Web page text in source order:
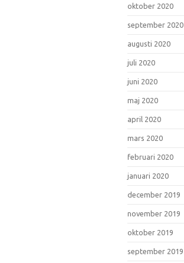
oktober 2020
september 2020
augusti 2020
juli 2020
juni 2020
maj 2020
april 2020
mars 2020
februari 2020
januari 2020
december 2019
november 2019
oktober 2019
september 2019